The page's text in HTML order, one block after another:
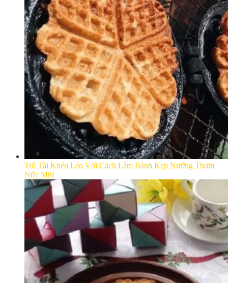
Trổ Tài Khéo Léo Với Cách Làm Bánh Kẹp Nướng Thơm
Nức Mũi